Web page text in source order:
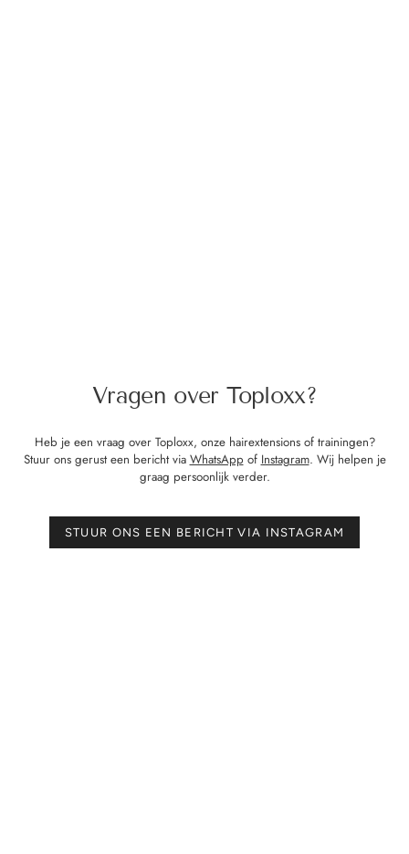
Vragen over Toploxx?
Heb je een vraag over Toploxx, onze hairextensions of trainingen?
Stuur ons gerust een bericht via WhatsApp of Instagram. Wij helpen je
graag persoonlijk verder.
STUUR ONS EEN BERICHT VIA INSTAGRAM